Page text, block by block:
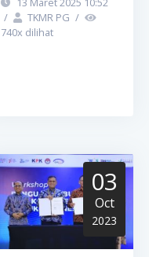
/
TKMR PG /
740x dilihat
03
Oct
2023